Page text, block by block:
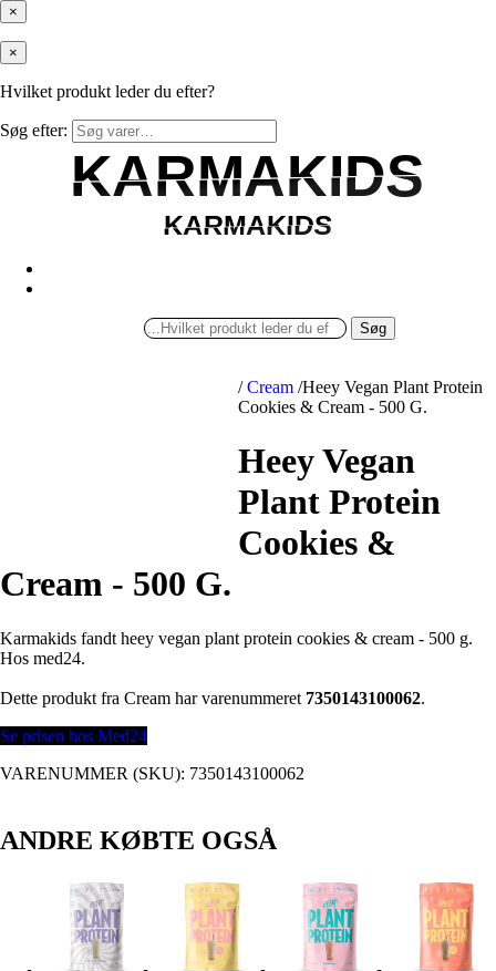
×
×
Hvilket produkt leder du efter?
Søg efter:
KARMAKIDS
KARMAKIDS
KARMAKIDS
KARMAKIDS
Søg
/ Cream /Heey Vegan Plant Protein
Cookies & Cream - 500 G.
Heey Vegan
Plant Protein
Cookies &
Cream - 500 G.
Karmakids fandt heey vegan plant protein cookies & cream - 500 g.
Hos med24.
Dette produkt fra Cream har varenummeret 7350143100062.
Se prisen hos Med24
VARENUMMER (SKU): 7350143100062
ANDRE KØBTE OGSÅ